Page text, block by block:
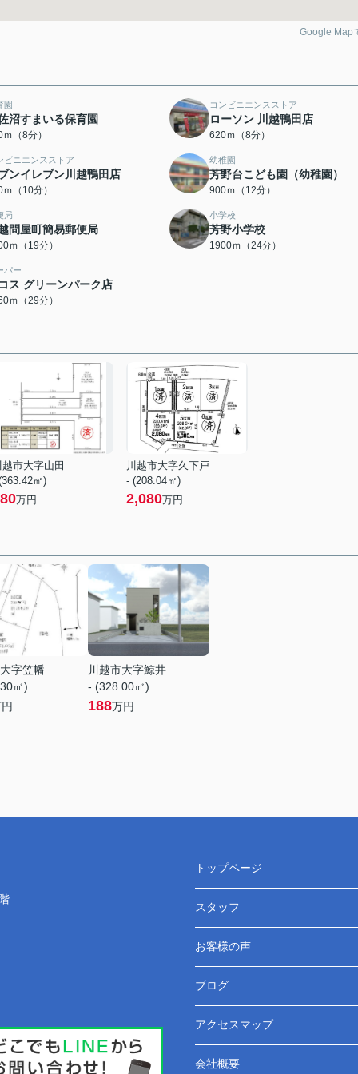
Google Map
園
沼すまいる保育園
（8分）
コンビニエンスストア
ローソン 川越鴨田店
620ｍ（8分）
ビニエンスストア
ンイレブン川越鴨田店
（10分）
幼稚園
芳野台こども園（幼稚園）
900ｍ（12分）
局
問屋町簡易郵便局
ｍ（19分）
小学校
芳野小学校
1900ｍ（24分）
パー
ス グリーンパーク店
ｍ（29分）
越市大字山田
㎡)
万円
川越市大字久下戸
- (208.04㎡)
2,080万円
字笠幡
㎡)
川越市大字鯨井
- (328.00㎡)
188万円
トップページ
スタッフ
お客様の声
ブログ
アクセスマップ
会社概要